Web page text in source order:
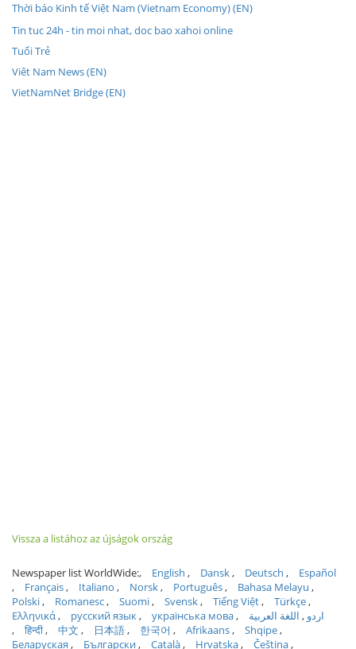
Thời báo Kinh tế Việt Nam (Vietnam Economy) (EN)
Tin tuc 24h - tin moi nhat, doc bao xahoi online
Tuổi Trẻ
Viêt Nam News (EN)
VietNamNet Bridge (EN)
Vissza a listához az újságok ország
Newspaper list WorldWide: English Dansk Deutsch
Español
Français
Italiano Norsk Português
Bahasa Melayu
Polski
Romanesc Suomi Svensk Tiếng Việt
Türkçe
Ελληνικά
русский язык українська мова اردو
اللغة العربية
हिन्दी
中文 日本語 한국어 Afrikaans
Shqipe
Беларуская
Български Català Hrvatska Čeština